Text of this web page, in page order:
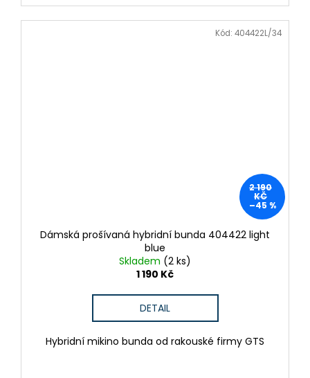
2 190
KČ
–45 %
Dámská prošívaná hybridní bunda 404422 light
blue
Skladem (2 ks)
1 190 Kč
DETAIL
Hybridní mikino bunda od rakouské firmy GTS
Kód: 404422L/34